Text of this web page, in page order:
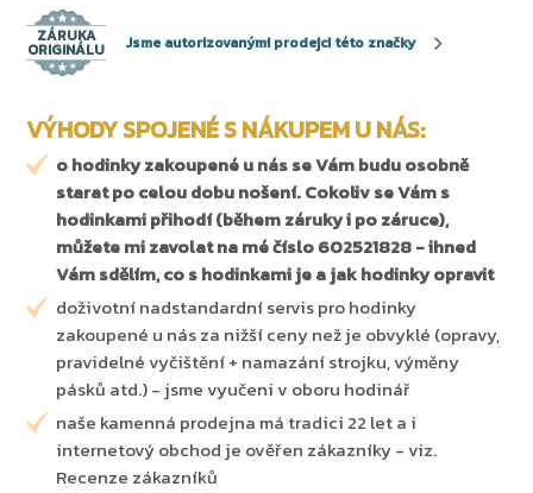
ZÁRUKA
ORIGINÁLU Jsme autorizovanými prodejci této značky
VÝHODY SPOJENÉ S NÁKUPEM U NÁS:
o hodinky zakoupené u nás se Vám budu osobně
starat po celou dobu nošení. Cokoliv se Vám s
hodinkami přihodí (během záruky i po záruce),
můžete mi zavolat na mé číslo 602521828 - ihned
Vám sdělím, co s hodinkami je a jak hodinky opravit
doživotní nadstandardní servis pro hodinky
zakoupené u nás za nižší ceny než je obvyklé (opravy,
pravidelné vyčištění + namazání strojku, výměny
pásků atd.) - jsme vyučeni v oboru hodinář
naše kamenná prodejna má tradici 22 let a i
internetový obchod je ověřen zákazníky - viz.
Recenze zákazníků